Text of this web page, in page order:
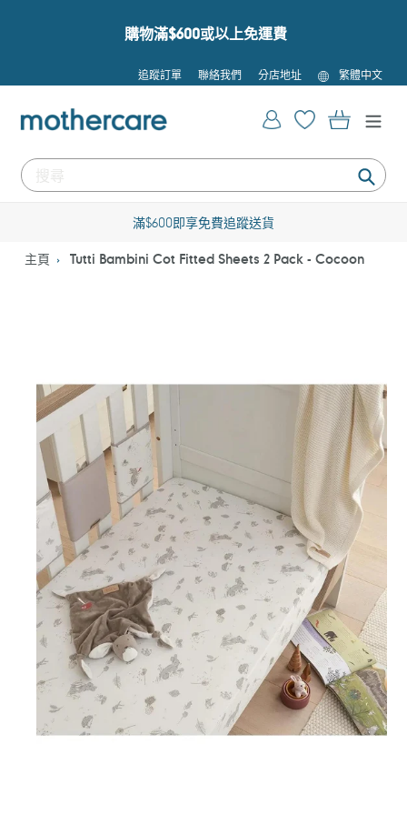
購物滿$600或以上免運費
追蹤訂單 聯絡我們 分店地址
語
言
繁體中文
提
登入 購物車
滿$600即享免費追蹤送貨
主頁 Tutti Bambini Cot Fitted Sheets 2 Pack - Cocoon